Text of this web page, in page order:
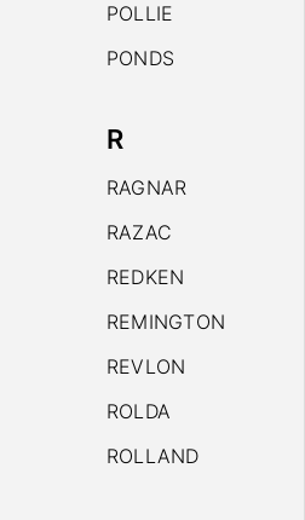
POLLIE
PONDS
R
RAGNAR
RAZAC
REDKEN
REMINGTON
REVLON
ROLDA
ROLLAND